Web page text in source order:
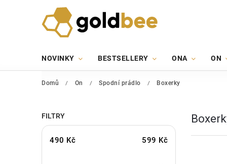
NOVINKY BESTSELLERY ONA ON
Domů / On / Spodní prádlo / Boxerky
FILTRY
490 Kč 599 Kč